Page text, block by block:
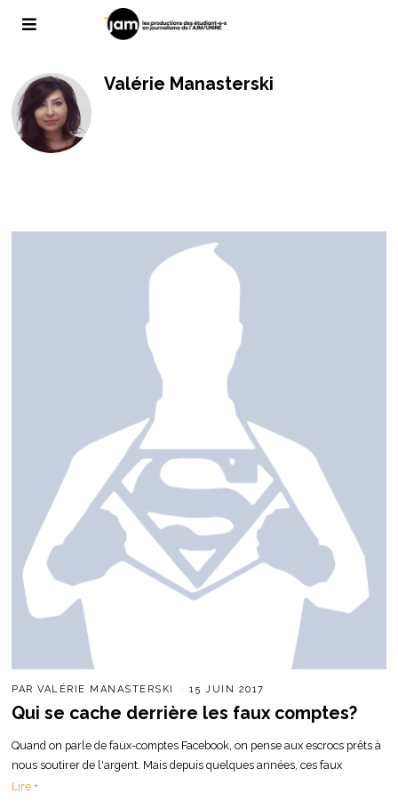
Valérie Manasterski
PARVALÉRIE MANASTERSKI 15 JUIN 2017
Qui se cache derrière les faux comptes?
Quand on parle de faux-comptes Facebook, on pense aux escrocs prêts à
nous soutirer de l'argent. Mais depuis quelques années, ces faux
Lire +